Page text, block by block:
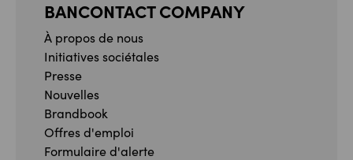
BANCONTACT COMPANY
À propos de nous
Initiatives sociétales
Presse
Nouvelles
Brandbook
Offres d'emploi
Formulaire d'alerte